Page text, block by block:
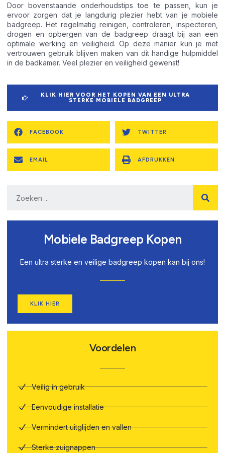
Door bovenstaande onderhoudstips toe te passen, kun je
ervoor zorgen dat je langdurig plezier hebt van je mobiele
badgreep. Het regelmatig reinigen, controleren, inspecteren,
drogen en opbergen van de badgreep draagt bij aan een
optimale werking en veiligheid. Op deze manier kun je met
vertrouwen gebruik blijven maken van dit handige hulpmiddel
in de badkamer. Veel plezier en veiligheid gewenst!
KLIK HIER VOOR HET KOPEN VAN EEN ULTRA
STERKE MOBIELE BADGREEP
FACEBOOK TWITTER
EMAIL AFDRUKKEN
Mobiele Badgreep Kopen
Een ultra sterke en veilige badgreep kopen kan bij ons!
KLIK HIER
Voordelen
Veilig in gebruik
Eenvoudige installatie
Vermindert uitglijden en vallen
Sterke zuignappen